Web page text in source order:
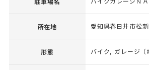
所在地 愛知県春日井市松
形態 バイク, ガレージ（